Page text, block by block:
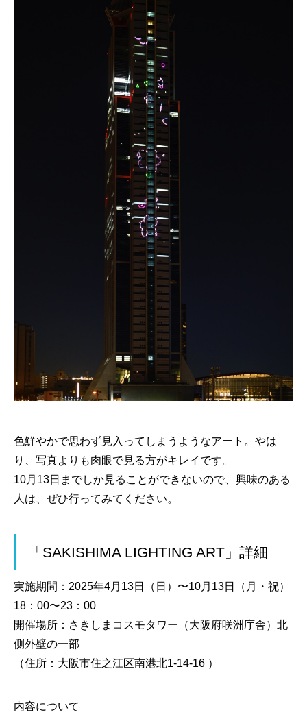
色鮮やかで思わず見入ってしまうようなアート。やは
り、写真よりも肉眼で見る方がキレイです。
10月13日までしか見ることができないので、興味のある
人は、ぜひ行ってみてください。
「SAKISHIMA LIGHTING ART」詳細
実施期間：2025年4月13日（日）〜10月13日（月・祝）
18：00〜23：00
開催場所：さきしまコスモタワー（大阪府咲洲庁舎）北
側外壁の一部
（住所： 大阪市住之江区南港北1-14-16 ）
内容について